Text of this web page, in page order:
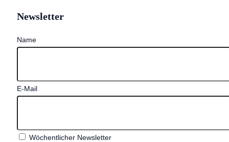
Newsletter
Name
E-Mail
Wöchentlicher Newsletter